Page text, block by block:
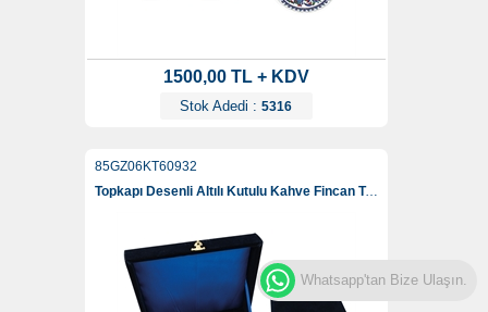
1500,00 TL + KDV
Stok Adedi : 5316
85GZ06KT60932
Topkapı Desenli Altılı Kutulu Kahve Fincan Takımı
Whatsapp'tan Bize Ulaşın.